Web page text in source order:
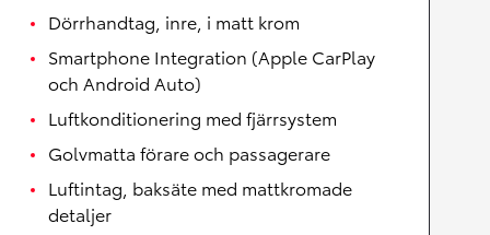
Dörrhandtag, inre, i matt krom
Smartphone Integration (Apple CarPlay
och Android Auto)
Luftkonditionering med fjärrsystem
Golvmatta förare och passagerare
Luftintag, baksäte med mattkromade
detaljer